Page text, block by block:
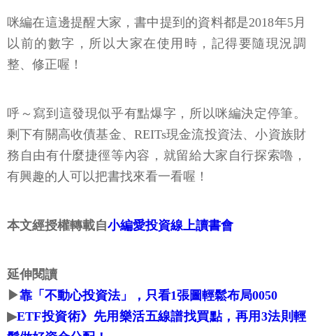
咪編在這邊提醒大家，書中提到的資料都是2018年5月
以前的數字，所以大家在使用時，記得要隨現況調
整、修正喔！
呼～寫到這發現似乎有點爆字，所以咪編決定停筆。
剩下有關高收債基金、REITs現金流投資法、小資族財
務自由有什麼捷徑等內容，就留給大家自行探索嚕，
有興趣的人可以把書找來看一看喔！
本文經授權轉載自小編愛投資線上讀書會
延伸閱讀
▶靠「不動心投資法」，只看1張圖輕鬆布局0050
▶ETF投資術》先用樂活五線譜找買點，再用3法則輕